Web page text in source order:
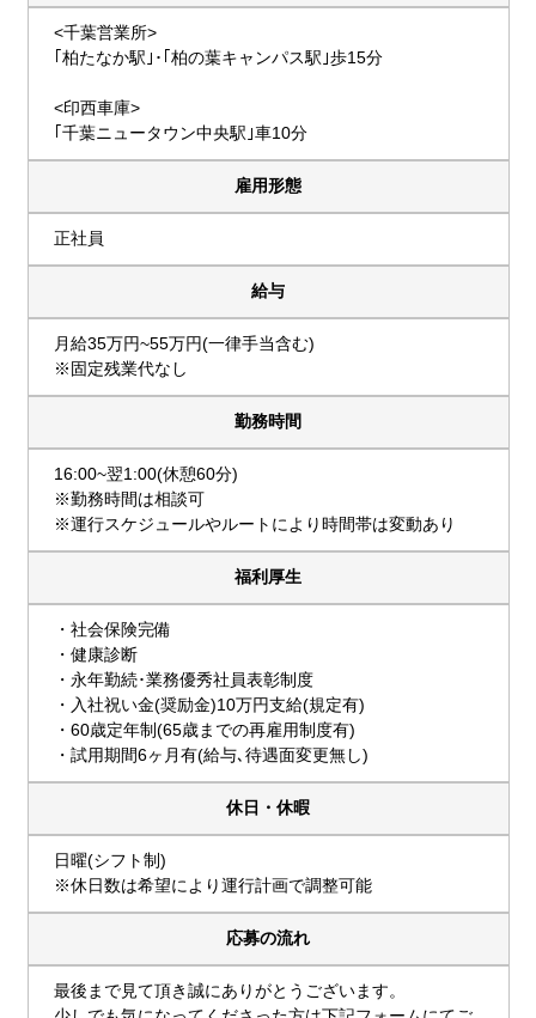
<千葉営業所>
｢柏たなか駅｣･｢柏の葉キャンパス駅｣歩15分
<印西車庫>
｢千葉ニュータウン中央駅｣車10分
雇用形態
正社員
給与
月給35万円~55万円(一律手当含む)
※固定残業代なし
勤務時間
16:00~翌1:00(休憩60分)
※勤務時間は相談可
※運行スケジュールやルートにより時間帯は変動あり
福利厚生
・社会保険完備
・健康診断
・永年勤続･業務優秀社員表彰制度
・入社祝い金(奨励金)10万円支給(規定有)
・60歳定年制(65歳までの再雇用制度有)
・試用期間6ヶ月有(給与､待遇面変更無し)
休日・休暇
日曜(シフト制)
※休日数は希望により運行計画で調整可能
応募の流れ
最後まで見て頂き誠にありがとうございます。